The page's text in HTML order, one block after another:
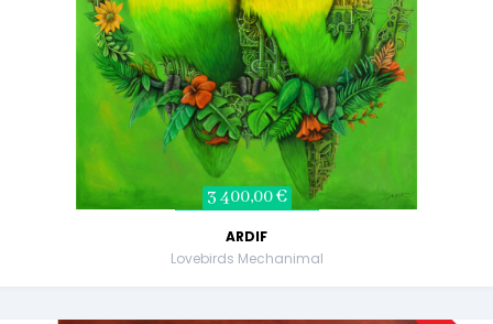
3 400,00 €
ARDIF
Lovebirds Mechanimal